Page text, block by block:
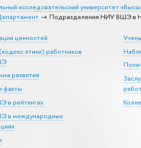
исследовательский университет
Подразделения НИУ ВШЭ в
ценностей
этики) работников
развития
факты
в рейтингах
в международных